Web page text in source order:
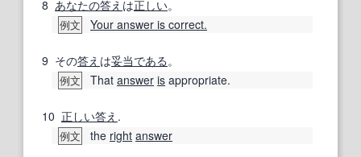
8 あなたの答え は正しい。
例文 Your answer is correct.
9 その答え は妥当である 。
例文 That answer is appropriate.
10 正しい答え .
例文 the right answer